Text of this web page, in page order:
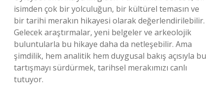
isimden çok bir yolculuğun, bir kültürel temasın ve
bir tarihi merakın hikayesi olarak değerlendirilebilir.
Gelecek araştırmalar, yeni belgeler ve arkeolojik
buluntularla bu hikaye daha da netleşebilir. Ama
şimdilik, hem analitik hem duygusal bakış açısıyla bu
tartışmayı sürdürmek, tarihsel merakımızı canlı
tutuyor.